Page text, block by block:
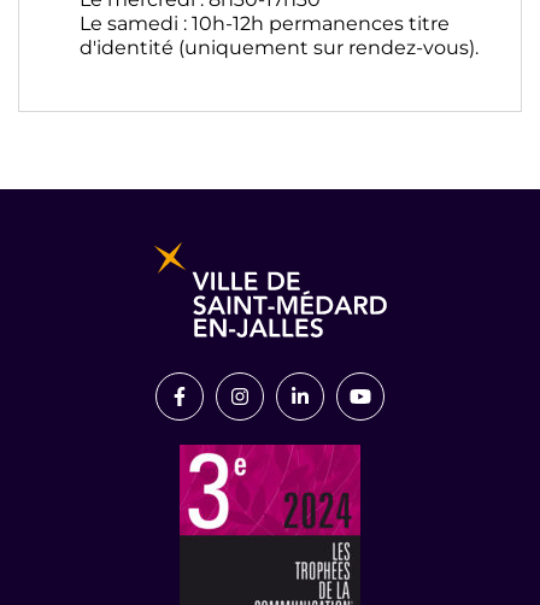
Le samedi : 10h-12h permanences titre
d'identité (uniquement sur rendez-vous).
Lien vers le compte Facebook
Lien vers le compte Instagram
Lien vers le compte
Lien vers la